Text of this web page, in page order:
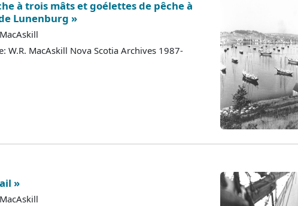
à trois mâts et goélettes de pêche à
Lunenburg »
W.R. MacAskill Nova Scotia Archives 1987-
»